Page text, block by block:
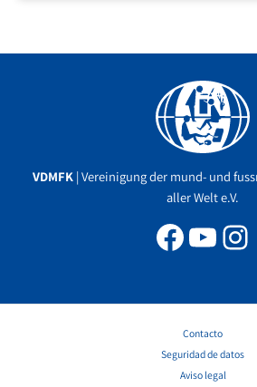
VDMFK | Vereinigung der mund- und
aller Welt e.V.
Contacto
Seguridad de datos
Aviso legal